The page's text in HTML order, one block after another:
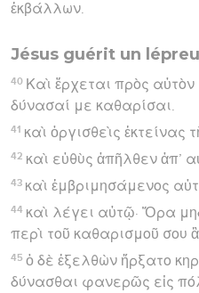
ἐκβάλλων.
Jésus guérit un
40 Καὶ ἔρχεται πρὸς
δύνασαί με καθαρίσαι.
41 καὶ ὀργισθεὶς ἐκτείνας
42 καὶ εὐθὺς ἀπῆλθεν ἀπ’
43 καὶ ἐμβριμησάμενος
44 καὶ λέγει αὐτῷ· Ὅρα
περὶ τοῦ καθαρισμοῦ σου
45 ὁ δὲ ἐξελθὼν ἤρξατο
δύνασθαι φανερῶς εἰς